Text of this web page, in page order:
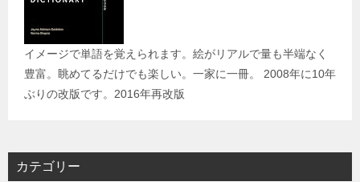
イメージで単語を覚えられます。絵がリアルで量も半端なく
豊富。眺めてるだけでも楽しい。一家に一冊。 2008年に10年
ぶりの改版です。2016年再改版
カテゴリー